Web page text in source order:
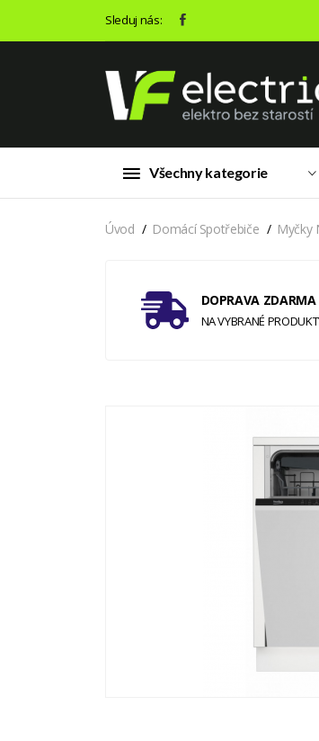
Sleduj nás:
Všechny kategorie
Úvod Domácí Spotřebiče Myčky
DOPRAVA ZDARMA
NA VYBRANÉ